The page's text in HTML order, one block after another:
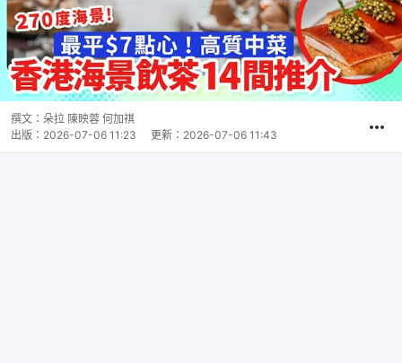
撰文： 朵拉 陳映蓉 何加祺
出版： 2026-07-06 11:23 更新： 2026-07-06 11:43